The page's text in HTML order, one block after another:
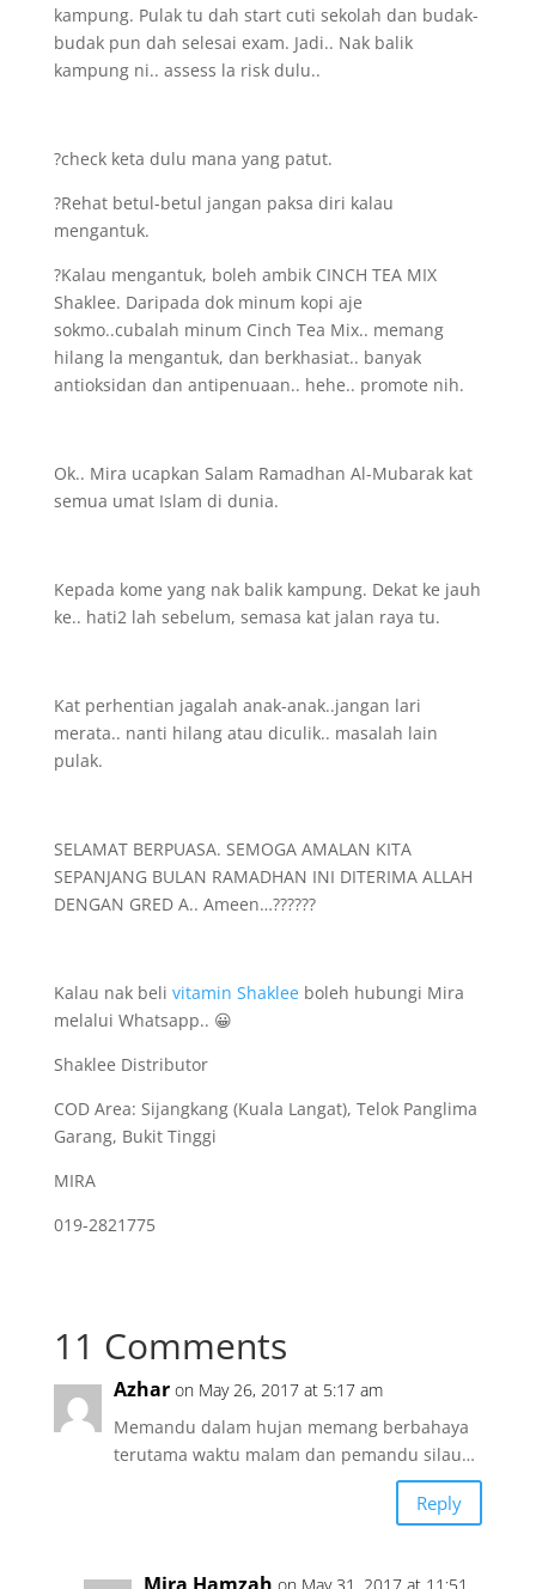
kampung. Pulak tu dah start cuti sekolah dan budak-
budak pun dah selesai exam. Jadi.. Nak balik
kampung ni.. assess la risk dulu..
?check keta dulu mana yang patut.
?Rehat betul-betul jangan paksa diri kalau
mengantuk.
?Kalau mengantuk, boleh ambik CINCH TEA MIX
Shaklee. Daripada dok minum kopi aje
sokmo..cubalah minum Cinch Tea Mix.. memang
hilang la mengantuk, dan berkhasiat.. banyak
antioksidan dan antipenuaan.. hehe.. promote nih.
Ok.. Mira ucapkan Salam Ramadhan Al-Mubarak kat
semua umat Islam di dunia.
Kepada kome yang nak balik kampung. Dekat ke jauh
ke.. hati2 lah sebelum, semasa kat jalan raya tu.
Kat perhentian jagalah anak-anak..jangan lari
merata.. nanti hilang atau diculik.. masalah lain
pulak.
SELAMAT BERPUASA. SEMOGA AMALAN KITA
SEPANJANG BULAN RAMADHAN INI DITERIMA ALLAH
DENGAN GRED A.. Ameen…??????
Kalau nak beli vitamin Shakleeboleh hubungi Mira
melalui Whatsapp.. 😀
Shaklee Distributor
COD Area: Sijangkang (Kuala Langat), Telok Panglima
Garang, Bukit Tinggi
MIRA
019-2821775
11 Comments
Azhar on May 26, 2017 at 5:17 am
Memandu dalam hujan memang berbahaya
terutama waktu malam dan pemandu silau…
Reply